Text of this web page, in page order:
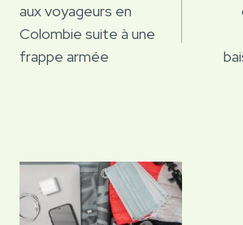
aux voyageurs en
Colombie suite à une
frappe armée